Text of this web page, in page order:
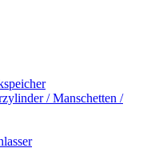
/ Manschetten /